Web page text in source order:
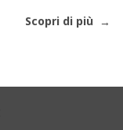
Scopri di più